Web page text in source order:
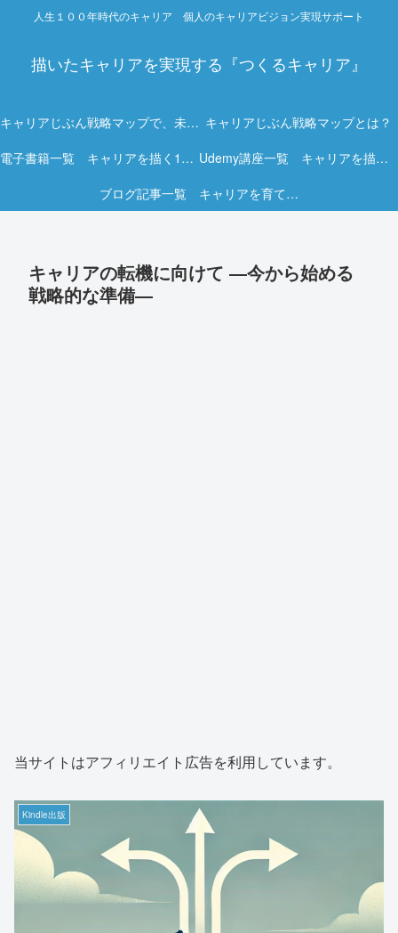
人生１００年時代のキャリア 個人のキャリアビジョン実現サポート
描いたキャリアを実現する『つくるキャリア』
キャリアじぶん戦略マップで、未来を描く力を。 キャリアじぶん戦略マップとは？
電子書籍一覧 キャリアを描く15冊の実践ガイド
Udemy講座一覧 キャリアを描く実践オンライン講座
ブログ記事一覧 キャリアを育てる実践ヒント集
キャリアの転機に向けて ―今から始める
戦略的な準備―
当サイトはアフィリエイト広告を利用しています。
Kindle出版